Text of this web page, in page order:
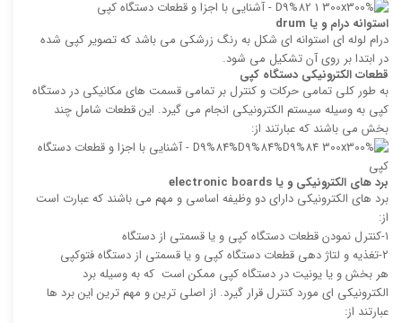
استوانه درام و یا drum
درام لوله ای استوانه ای شکل به رنگ زرشکی می باشد که تصویر کپی شده
در ابتدا بر روی آن تشکیل می شود.
قطعات الکترونیکی دستگاه کپی
به طور کلی تمامی حرکات و کنترل بر تمامی قسمت های مکانیکی در دستگاه
کپی به وسیله سیستم الکترونیکی انجام می گیرد. این قطعات شامل چند
بخش می باشند که عبارتند از:
برد های الکترونیکی و یا electronic boards
برد های الکترونیکی دارای دو وظیفه اساسی و مهم می باشند که عبارت است
از:
۱-کنترل نمودن قطعات دستگاه کپی و یا قسمتی از دستگاه
۲-تغذیه و لتاژ دهی قطعات دستگاه کپی و یا قسمتی از دستگاه فتوکپی
هر بخش و یا یونیت در دستگاه کپی ممکن است که به وسیله برد
الکترونیکی ای مورد کنترل قرار گیرد. از اصلی ترین و مهم ترین این برد ها
عبارتند از: